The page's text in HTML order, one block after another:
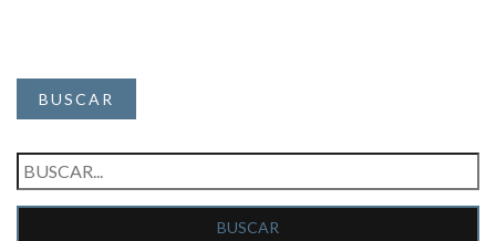
BUSCAR